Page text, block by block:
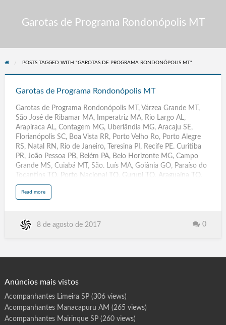
Garotas de Programa Rondonópolis MT
POSTS TAGGED WITH "GAROTAS DE PROGRAMA RONDONÓPOLIS MT"
Rondonópolis
Garotas de Programa Rondonópolis MT
Garotas de Programa Rondonópolis MT, Várzea Grande MT,
São José de Ribamar MA, Imperatriz MA, Rio Largo AL,
Arapiraca AL, Contagem MG, Uberlândia MG, Aracaju SE,
Florianópolis SC, Boa Vista RR, Porto Velho Ro, Porto Alegre
RS, Natal RN, Rio de Janeiro, Teresina PI, Recife PE. Curitiba
PR, João Pessoa PB, Belém PA, Belo Horizonte MG, Campo
Grande MS, Cuiabá MT, São. Luís MA, Goiânia GO, Paraíso do
Tocantins TO, Porto Nacional TO, Gurupi TO, Araguaína TO,
Vila.Velha ES, Serra ES, Vitória ES, Montevideu Uruguay,
Buenos Aires, Indaiatuba SP, São Carlos SP. Embu das Artes
do Campo, Campinas SP, Guarulhos SP, Samambaia DF.
Read morea
t
a
r
e
r
m
a
o
d
8 de agosto de 2017 0
Anúncios mais vistos
Acompanhantes Limeira SP(306 views)
Acompanhantes Manacapuru AM (265 views)
Acompanhantes Mairinque SP(260 views)